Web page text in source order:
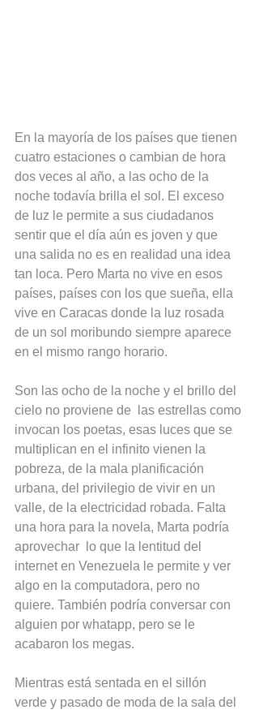
En la mayoría de los países que tienen
cuatro estaciones o cambian de hora
dos veces al año, a las ocho de la
noche todavía brilla el sol. El exceso
de luz le permite a sus ciudadanos
sentir que el día aún es joven y que
una salida no es en realidad una idea
tan loca. Pero Marta no vive en esos
países, países con los que sueña, ella
vive en Caracas donde la luz rosada
de un sol moribundo siempre aparece
en el mismo rango horario.
Son las ocho de la noche y el brillo del
cielo no proviene de  las estrellas como
invocan los poetas, esas luces que se
multiplican en el infinito vienen la
pobreza, de la mala planificación
urbana, del privilegio de vivir en un
valle, de la electricidad robada. Falta
una hora para la novela, Marta podría
aprovechar  lo que la lentitud del
internet en Venezuela le permite y ver
algo en la computadora, pero no
quiere. También podría conversar con
alguien por whatapp, pero se le
acabaron los megas.
Mientras está sentada en el sillón
verde y pasado de moda de la sala del